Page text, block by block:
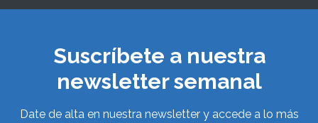
Suscríbete a nuestra
newsletter semanal
Date de alta en nuestra newsletter y accede a lo más